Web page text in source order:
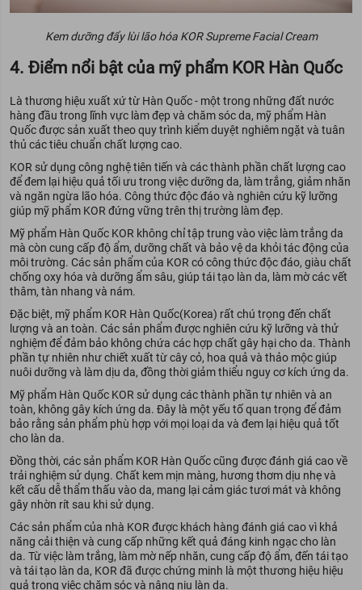
Kem dưỡng đẩy lùi lão hóa KOR Supreme Facial Cream
4. Điểm nổi bật của mỹ phẩm KOR Hàn Quốc
Là thương hiệu xuất xứ từ Hàn Quốc - một trong những đất nước
hàng đầu trong lĩnh vực làm đẹp và chăm sóc da, mỹ phẩm Hàn
Quốc được sản xuất theo quy trình kiểm duyệt nghiêm ngặt và tuân
thủ các tiêu chuẩn chất lượng cao.
KOR sử dụng công nghệ tiên tiến và các thành phần chất lượng cao
để đem lại hiệu quả tối ưu trong việc dưỡng da, làm trắng, giảm nhăn
và ngăn ngừa lão hóa. Công thức độc đáo và nghiên cứu kỹ lưỡng
giúp mỹ phẩm KOR đứng vững trên thị trường làm đẹp.
Mỹ phẩm Hàn Quốc KOR không chỉ tập trung vào việc làm trắng da
mà còn cung cấp độ ẩm, dưỡng chất và bảo vệ da khỏi tác động của
môi trường. Các sản phẩm của KOR có công thức độc đáo, giàu chất
chống oxy hóa và dưỡng ẩm sâu, giúp tái tạo làn da, làm mờ các vết
thâm, tàn nhang và nám.
Đặc biệt, mỹ phẩm KOR Hàn Quốc(Korea) rất chú trọng đến chất
lượng và an toàn. Các sản phẩm được nghiên cứu kỹ lưỡng và thử
nghiệm để đảm bảo không chứa các hợp chất gây hại cho da. Thành
phần tự nhiên như chiết xuất từ cây cỏ, hoa quả và thảo mộc giúp
nuôi dưỡng và làm dịu da, đồng thời giảm thiểu nguy cơ kích ứng da.
Mỹ phẩm Hàn Quốc KOR sử dụng các thành phần tự nhiên và an
toàn, không gây kích ứng da. Đây là một yếu tố quan trọng để đảm
bảo rằng sản phẩm phù hợp với mọi loại da và đem lại hiệu quả tốt
cho làn da.
Đồng thời, các sản phẩm KOR Hàn Quốc cũng được đánh giá cao về
trải nghiệm sử dụng. Chất kem mịn màng, hương thơm dịu nhẹ và
kết cấu dễ thẩm thấu vào da, mang lại cảm giác tươi mát và không
gây nhờn rít sau khi sử dụng.
Các sản phẩm của nhà KOR được khách hàng đánh giá cao vì khả
năng cải thiện và cung cấp những kết quả đáng kinh ngạc cho làn
da. Từ việc làm trắng, làm mờ nếp nhăn, cung cấp độ ẩm, đến tái tạo
và tái tạo làn da, KOR đã được chứng minh là một thương hiệu hiệu
quả trong việc chăm sóc và nâng niu làn da.